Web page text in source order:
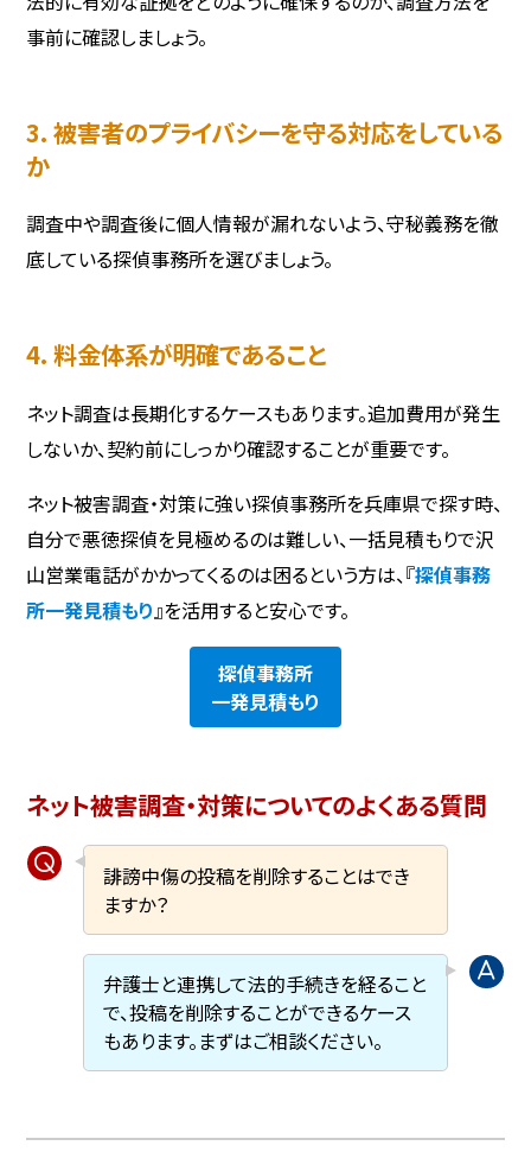
事前に確認しましょう。
3. 被害者のプライバシーを守る対応をしている
か
調査中や調査後に個人情報が漏れないよう、守秘義務を徹
底している探偵事務所を選びましょう。
4. 料金体系が明確であること
ネット調査は長期化するケースもあります。追加費用が発生
しないか、契約前にしっかり確認することが重要です。
ネット被害調査・対策に強い探偵事務所を兵庫県で探す時、
自分で悪徳探偵を見極めるのは難しい、一括見積もりで沢
山営業電話がかかってくるのは困るという方は、『探偵事務
所一発見積もり 』を活用すると安心です。
探偵事務所
一発見積もり
ネット被害調査・対策についてのよくある質問
誹謗中傷の投稿を削除することはでき
ますか？
弁護士と連携して法的手続きを経ること
で、投稿を削除することができるケース
もあります。まずはご相談ください。